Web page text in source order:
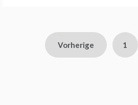
Vorherige 1